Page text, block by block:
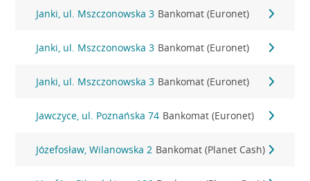
Janki, ul. Mszczonowska 3 Bankomat (Euronet)
Janki, ul. Mszczonowska 3 Bankomat (Euronet)
Janki, ul. Mszczonowska 3 Bankomat (Euronet)
Jawczyce, ul. Poznańska 74 Bankomat (Euronet)
Józefosław, Wilanowska 2 Bankomat (Planet Cash)